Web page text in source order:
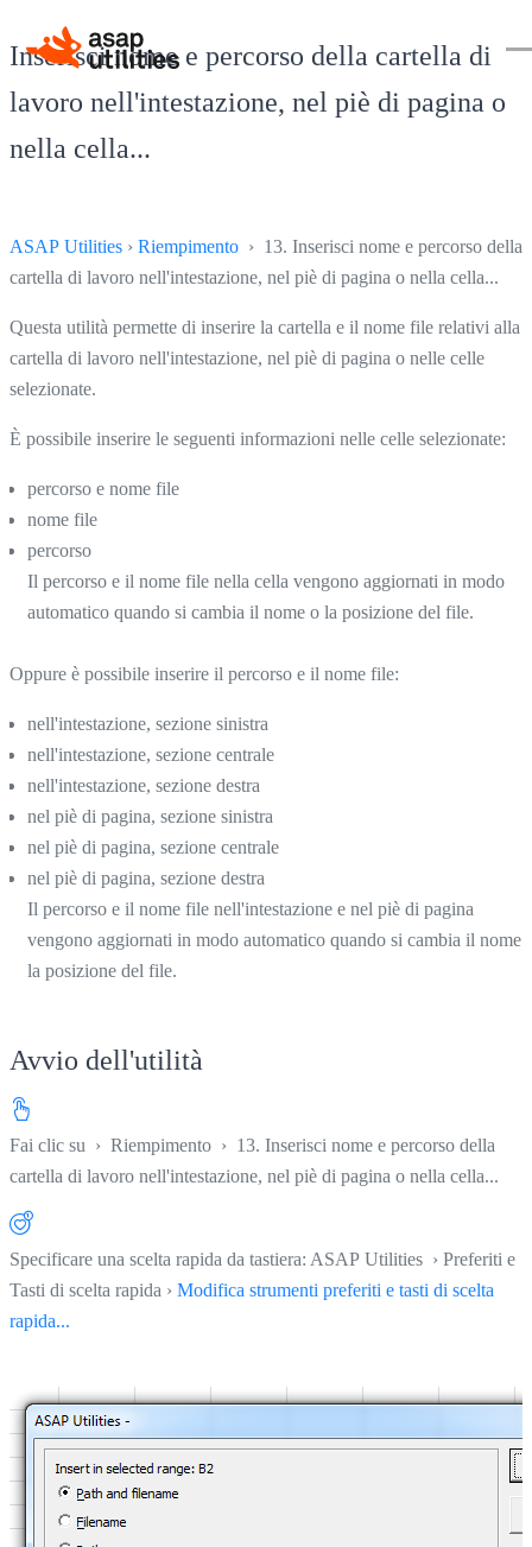
Inserisci nome e percorso della cartella di
lavoro nell'intestazione, nel piè di pagina o
nella cella...
ASAP Utilities › Riempimento › 13. Inserisci nome e percorso della
cartella di lavoro nell'intestazione, nel piè di pagina o nella cella...
Questa utilità permette di inserire la cartella e il nome file relativi alla
cartella di lavoro nell'intestazione, nel piè di pagina o nelle celle
selezionate.
È possibile inserire le seguenti informazioni nelle celle selezionate:
percorso e nome file
nome file
percorso
Il percorso e il nome file nella cella vengono aggiornati in modo
automatico quando si cambia il nome o la posizione del file.
Oppure è possibile inserire il percorso e il nome file:
nell'intestazione, sezione sinistra
nell'intestazione, sezione centrale
nell'intestazione, sezione destra
nel piè di pagina, sezione sinistra
nel piè di pagina, sezione centrale
nel piè di pagina, sezione destra
Il percorso e il nome file nell'intestazione e nel piè di pagina
vengono aggiornati in modo automatico quando si cambia il nome
la posizione del file.
Avvio dell'utilità
Fai clic su › Riempimento › 13. Inserisci nome e percorso della
cartella di lavoro nell'intestazione, nel piè di pagina o nella cella...
Specificare una scelta rapida da tastiera: ASAP Utilities › Preferiti e
Tasti di scelta rapida › Modifica strumenti preferiti e tasti di scelta
rapida...